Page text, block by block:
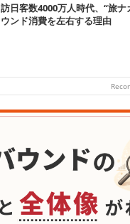
訪日客数4000万人時代、“旅ナ
ウンド消費を左右する理由